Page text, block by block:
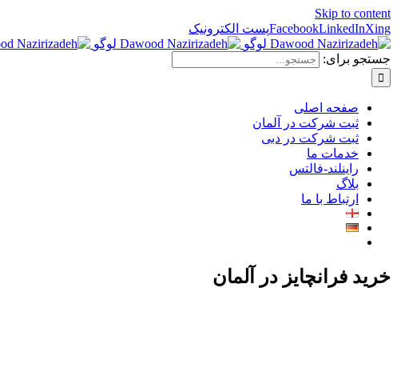
Skip to content
FacebookLinkedInXing پست الکترونیک
جستجو برای:
صفحه اصلی
ثبت شرکت در آلمان
ثبت شرکت در دبی
خدمات ما
راینلند-فالتس
بلاگ
ارتباط با ما
خرید فرانچایز در آلمان